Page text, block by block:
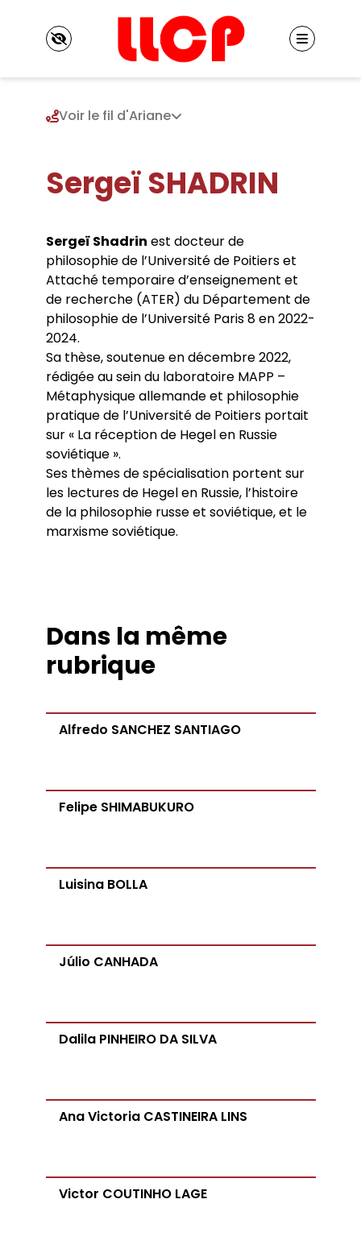
Le LLCP
Présentation
Historique
Conseil de laboratoire
Réglement interne
Locaux
Listes de diffusion
Contacts
Axe 1. Hétérogénéité des mondes et logiques
de l’émancipation
Axe 2. Fictions et rationalités : techniques,
écologies, politiques
Axe 3. Groupe européen de recherches
philosophiques transdisciplinaires
Chaire internationale de philosophie
contemporaine de l’Université Paris 8
Directions de thèse
Groupe de recherche sur les archives
foucaldiennes
Jeune recherche
Projets scientifiques adossés à des
programmes
Membres
Enseignants chercheurs
Enseignants chercheurs émérites et
honoraires
Chercheurs associés
Chercheurs internationaux associés
Doctorants
Jeunes chercheurs
Anciens diplômés
Vie scientifique
Séminaires
Colloques et journées d’études
Conférences
Chercheurs visitants
Doctorants et postdoctorants visitants
Soutenances de thèses de doctorat
Soutenances de thèses HDR
Interventions extérieures
Autres événements
Appels à contributions
Publications
Ouvrages
Dossiers et numéros de revues
RevueCahiers critiques de philosophie
Revues et collections
Thèses
Actes audiovisuels
Votre Espace
Calendrier d’accueil
Calendrier de la vie scientifique du LLCP
Admission et inscription
Accès à distance (e-P8 | ADUM)
Guide WikiP8
Guide du doctorat
Bibliothèques universitaires
Voir le fil d'Ariane
Sergeï SHADRIN
Sergeï Shadrin est docteur de
philosophie de l’Université de Poitiers et
Attaché temporaire d’enseignement et
de recherche (ATER) du Département de
philosophie de l’Université Paris 8 en 2022-
2024.
Sa thèse, soutenue en décembre 2022,
rédigée au sein du laboratoire MAPP –
Métaphysique allemande et philosophie
pratique de l’Université de Poitiers portait
sur « La réception de Hegel en Russie
soviétique ».
Ses thèmes de spécialisation portent sur
les lectures de Hegel en Russie, l’histoire
de la philosophie russe et soviétique, et le
marxisme soviétique.
Dans la même
rubrique
Alfredo SANCHEZ SANTIAGO
Felipe SHIMABUKURO
Luisina BOLLA
Júlio CANHADA
Dalila PINHEIRO DA SILVA
Ana Victoria CASTINEIRA LINS
Victor COUTINHO LAGE